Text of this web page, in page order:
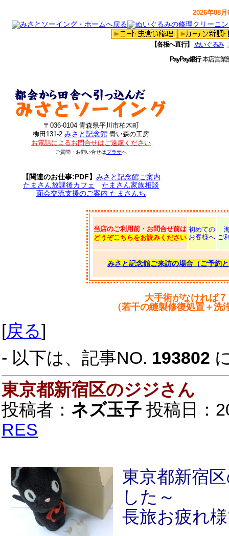
2026年08
【各板へ直行】 ぬいぐるみ
PayPay銀行本店営
〒036-0104 青森県平川市柏木町
柳田131-2 みさと記念館 青い森の工房
お電話によるお問合せはご遠慮ください
ご質問・お問い合せはプラザへ
【関連のお仕事:PDF】 みさと記念館ご案内
たまさん放課後カフェ
たまさん家族相談
面会交流支援のご案内 たまさんち
当店のご利用前・お問合せ前は
どうぞこちらをお読みください
初めての
お客様へ ご
みさと記念館ご来訪の場合（ご予約
大手術がなければ
（若干の縫製修復処置＋
[戻る]
- 以下は、記事NO. 193802
東京都新宿区のジジさん
投稿者： ネズ玉子 投稿日：
RES
東京都新宿
した～
長旅お疲れ